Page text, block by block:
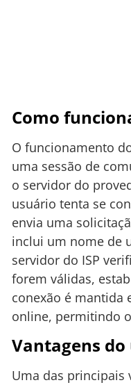
Como
O funcionamento
uma sessão de
o servidor do
usuário tenta se
envia uma
inclui um nome de
servidor do ISP
forem válidas,
conexão é mantida
online, permitindo
Vantagens do
Uma das principais